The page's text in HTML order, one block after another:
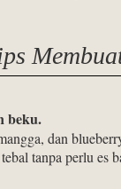
beku.
dan
tanpa perlu es